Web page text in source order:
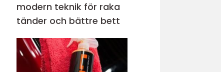
modern teknik för raka
tänder och bättre bett